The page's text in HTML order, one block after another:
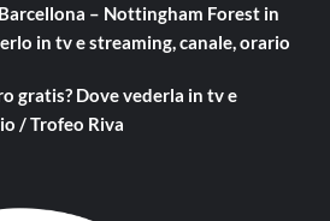
– Nottingham Forest in
in tv e streaming, canale, orario
gratis? Dove vederla in tv e
/ Trofeo Riva